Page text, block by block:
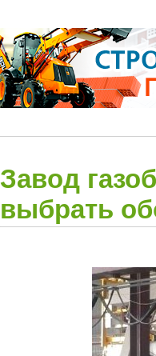
Завод
выбрать